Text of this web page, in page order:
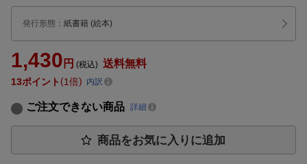
発行形態 ： 紙書籍 (絵本)
1,430 円 (税込) 送料無料
13ポイント 1倍 内訳
ご注文できない商品 詳細
商品をお気に入りに追加